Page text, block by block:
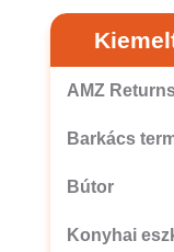
AMZ Returns
Barkács
Bútor
Konyhai